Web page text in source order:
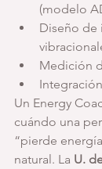
(modelo
Diseño de
Medición
Un Energy
cuándo una
“pierde
natural. La U.